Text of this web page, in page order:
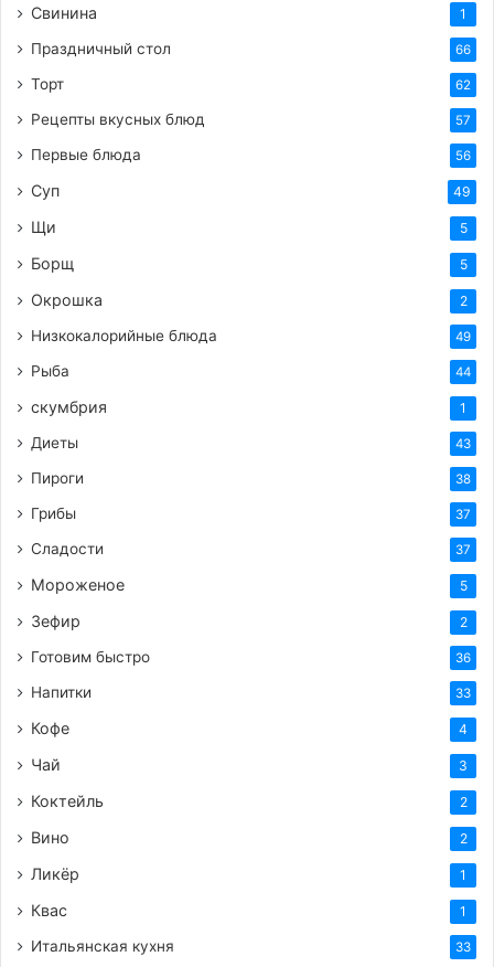
Свинина 1
Праздничный стол 66
Торт 62
Рецепты вкусных блюд 57
Первые блюда 56
Суп 49
Щи 5
Борщ 5
Окрошка 2
Низкокалорийные блюда 49
Рыба 44
скумбрия 1
Диеты 43
Пироги 38
Грибы 37
Сладости 37
Мороженое 5
Зефир 2
Готовим быстро 36
Напитки 33
Кофе 4
Чай 3
Коктейль 2
Вино 2
Ликёр 1
Квас 1
Итальянская кухня 33